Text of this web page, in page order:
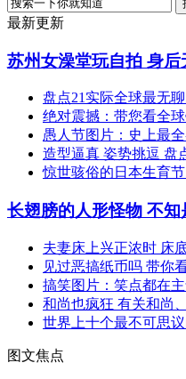
最新更新
苏州女澡堂玩自拍 身
盘点21实际全球最无
绝对震撼：带您看全
愚人节图片：史上最
造型逼真 姿势挑逗 盘
惊世骇俗的日本生育
长翅膀的人形怪物 不
夫妻床上兴正浓时 床
见过恶搞纸币吗 带你
搞笑图片：笑点都在
和尚也疯狂 有关和尚
世界上十个最不可思
图文焦点